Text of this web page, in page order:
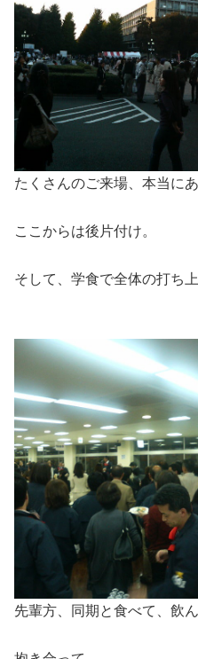
たくさんのご来場、本当に
ここからは後片付け。
そして、学食で全体の打ち上
先輩方、同期と食べて、飲